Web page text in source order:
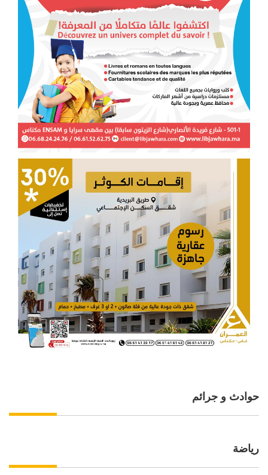
حوادث و جرائم
رياضة